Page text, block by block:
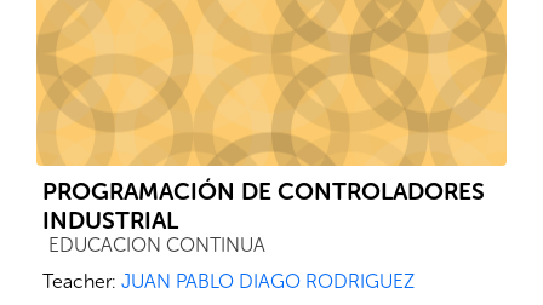
PROGRAMACIÓN DE CONTROLADORES
INDUSTRIAL
Course category
EDUCACION CONTINUA
Teacher: JUAN PABLO DIAGO RODRIGUEZ